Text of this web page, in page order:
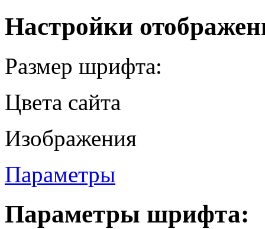
Настройки
Размер шрифта:
Цвета сайта
Изображения
Параметры
Параметры шрифта: